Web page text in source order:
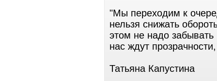
"Мы переходим к
нельзя снижать
этом не надо
нас ждут
Татьяна Капустина